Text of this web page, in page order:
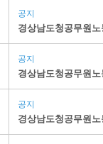
공지
경상남도청공무원
공지
경상남도청공무원
공지
경상남도청공무원